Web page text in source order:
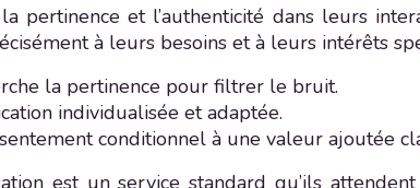
pertinence et l’authenticité dans leurs
à leurs besoins et à leurs intérêts
la pertinence pour filtrer le bruit.
individualisée et adaptée.
conditionnel à une valeur ajoutée